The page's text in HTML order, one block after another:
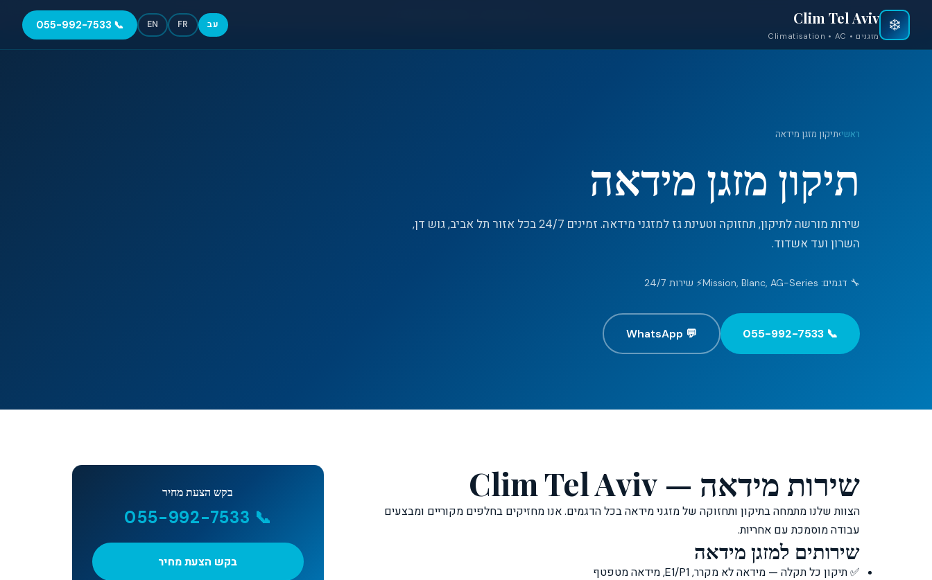
❄️
Clim Tel Aviv
מזגנים • Climatisation • AC
עב FR
EN
📞 055-992-7533
ראשי›תיקון מזגן מידאה
תיקון מזגן מידאה
שירות מורשה לתיקון, תחזוקה וטעינת גז למזגני מידאה. זמינים 24/7 בכל אזור תל אביב, גוש דן,
השרון ועד אשדוד.
🔧 דגמים: Mission, Blanc, AG-Series ⚡ שירות 24/7
📞 055-992-7533
💬 WhatsApp
שירות מידאה — Clim Tel Aviv
הצוות שלנו מתמחה בתיקון ותחזוקה של מזגני מידאה בכל הדגמים. אנו מחזיקים בחלפים מקוריים ומבצעים
עבודה מוסמכת עם אחריות.
שירותים למזגן מידאה
✅ תיקון כל תקלה — מידאה לא מקרר, E1/P1, מידאה מטפטף
בקש הצעת מחיר
📞 055-992-7533
בקש הצעת מחיר